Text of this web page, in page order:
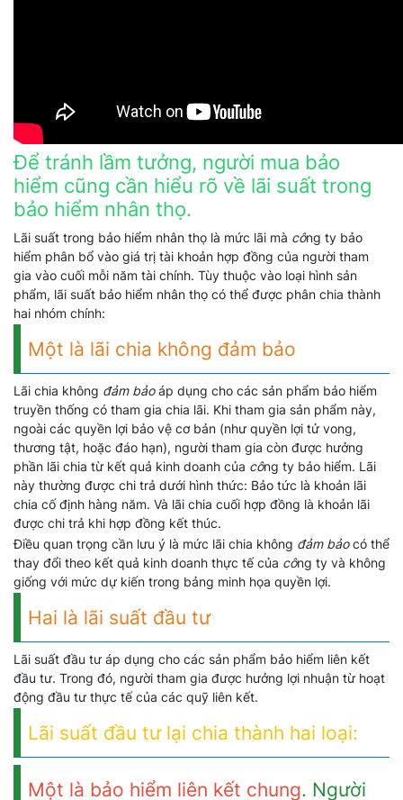
Để tránh lầm tưởng, người mua bảo
hiểm cũng cần hiểu rõ về lãi suất trong
bảo hiểm nhân thọ.
Lãi suất trong bảo hiểm nhân thọ là mức lãi mà công ty bảo
hiểm phân bổ vào giá trị tài khoản hợp đồng của người tham
gia vào cuối mỗi năm tài chính. Tùy thuộc vào loại hình sản
phẩm, lãi suất bảo hiểm nhân thọ có thể được phân chia thành
hai nhóm chính:
Một là lãi chia không đảm bảo
Lãi chia không đảm bảoáp dụng cho các sản phẩm bảo hiểm
truyền thống có tham gia chia lãi. Khi tham gia sản phẩm này,
ngoài các quyền lợi bảo vệ cơ bản (như quyền lợi tử vong,
thương tật, hoặc đáo hạn), người tham gia còn được hưởng
phần lãi chia từ kết quả kinh doanh của công ty bảo hiểm. Lãi
này thường được chi trả dưới hình thức: Bảo tức là khoản lãi
chia cố định hàng năm. Và lãi chia cuối hợp đồng là khoản lãi
được chi trả khi hợp đồng kết thúc.
Điều quan trọng cần lưu ý là mức lãi chia không đảm bảocó thể
thay đổi theo kết quả kinh doanh thực tế của công ty và không
giống với mức dự kiến trong bảng minh họa quyền lợi.
Hai là lãi suất đầu tư
Lãi suất đầu tư áp dụng cho các sản phẩm bảo hiểm liên kết
đầu tư. Trong đó, người tham gia được hưởng lợi nhuận từ hoạt
động đầu tư thực tế của các quỹ liên kết.
Lãi suất đầu tư lại chia thành hai loại:
Một là bảo hiểm liên kết chung. Người